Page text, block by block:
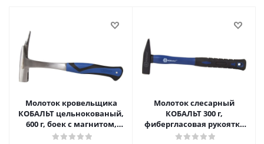
Молоток кровельщика
КОБАЛЬТ цельнокованый,
600 г, боек с магнитом,
двухкомпонентная
Молоток слесарный
КОБАЛЬТ 300 г,
фибергласовая рукоятка
1/6